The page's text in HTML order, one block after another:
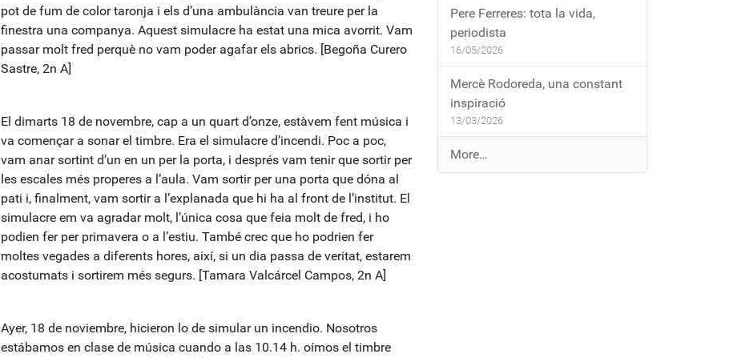
pot de fum de color taronja i els d’una ambulància van treure per la
finestra una companya. Aquest simulacre ha estat una mica avorrit. Vam
passar molt fred perquè no vam poder agafar els abrics. [Begoña Curero
Sastre, 2n A]
El dimarts 18 de novembre, cap a un quart d’onze, estàvem fent música i
va començar a sonar el timbre. Era el simulacre d’incendi. Poc a poc,
vam anar sortint d’un en un per la porta, i després vam tenir que sortir per
les escales més properes a l’aula. Vam sortir per una porta que dóna al
pati i, finalment, vam sortir a l’explanada que hi ha al front de l’institut. El
simulacre em va agradar molt, l’única cosa que feia molt de fred, i ho
podien fer per primavera o a l’estiu. També crec que ho podrien fer
moltes vegades a diferents hores, així, si un dia passa de veritat, estarem
acostumats i sortirem més segurs. [Tamara Valcárcel Campos, 2n A]
Ayer, 18 de noviembre, hicieron lo de simular un incendio. Nosotros
estábamos en clase de música cuando a las 10.14 h. oímos el timbre
Pere Ferreres: tota la vida,
periodista
16/05/2026
Mercè Rodoreda, una constant
inspiració
13/03/2026
E
n
More…